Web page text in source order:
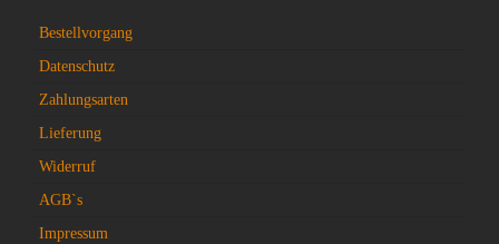
Bestellvorgang
Datenschutz
Zahlungsarten
Lieferung
Widerruf
AGB`s
Impressum